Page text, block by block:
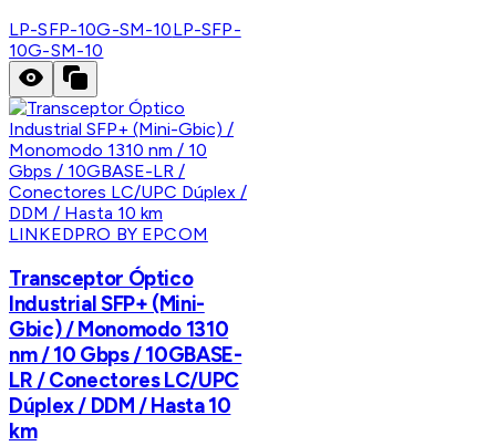
LP-SFP-10G-SM-10LP-SFP-
10G-SM-10
LINKEDPRO BY EPCOM
Transceptor Óptico
Industrial SFP+ (Mini-
Gbic) / Monomodo 1310
nm / 10 Gbps / 10GBASE-
LR / Conectores LC/UPC
Dúplex / DDM / Hasta 10
km